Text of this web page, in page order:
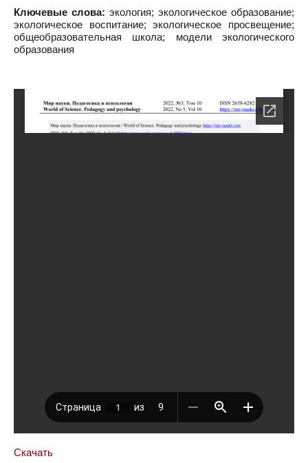
Ключевые слова: экология; экологическое образование;
экологическое воспитание; экологическое просвещение;
общеобразовательная школа; модели экологического
образования
Скачать